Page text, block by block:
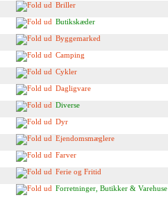
Briller
Butikskæder
Byggemarked
Camping
Cykler
Dagligvare
Diverse
Dyr
Ejendomsmæglere
Farver
Ferie og Fritid
Forretninger, Butikker & Varehuse